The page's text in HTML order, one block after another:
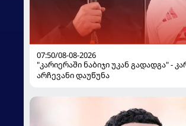
07:50/08-08-2026
"კარიერაში ნაბიჯი უკან გადადგა" -
არჩევანი დაუწუნა